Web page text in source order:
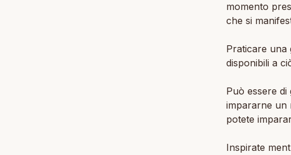
momento
che si
Praticare una
disponibili a
Può essere di
impararne un
potete
Inspirate